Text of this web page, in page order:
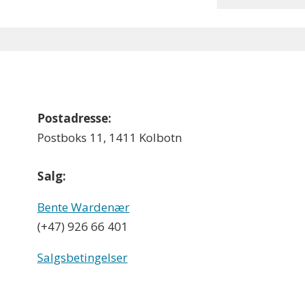
Postadresse:
Postboks 11, 1411 Kolbotn
Salg:
Bente Wardenær
(+47) 926 66 401
Salgsbetingelser